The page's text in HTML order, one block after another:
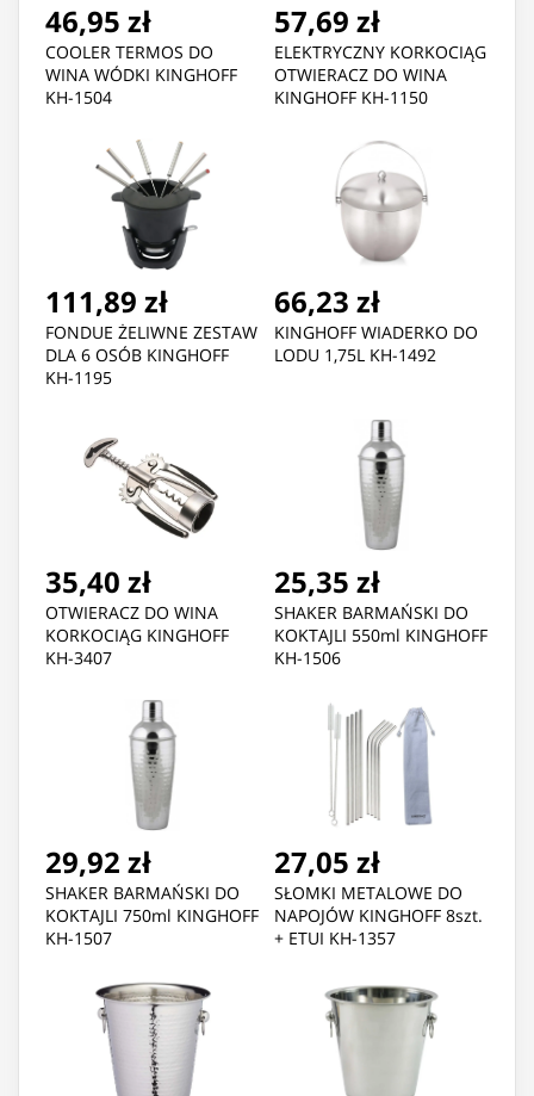
46,95 zł
COOLER TERMOS DO
WINA WÓDKI KINGHOFF
KH-1504
57,69 zł
ELEKTRYCZNY KORKOCIĄG
OTWIERACZ DO WINA
KINGHOFF KH-1150
111,89 zł
FONDUE ŻELIWNE ZESTAW
DLA 6 OSÓB KINGHOFF
KH-1195
66,23 zł
KINGHOFF WIADERKO DO
LODU 1,75L KH-1492
35,40 zł
OTWIERACZ DO WINA
KORKOCIĄG KINGHOFF
KH-3407
25,35 zł
SHAKER BARMAŃSKI DO
KOKTAJLI 550ml KINGHOFF
KH-1506
29,92 zł
SHAKER BARMAŃSKI DO
KOKTAJLI 750ml KINGHOFF
KH-1507
27,05 zł
SŁOMKI METALOWE DO
NAPOJÓW KINGHOFF 8szt.
+ ETUI KH-1357